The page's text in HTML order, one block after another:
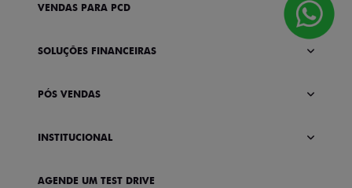
VENDAS PARA PCD
SOLUÇÕES FINANCEIRAS
PÓS VENDAS
INSTITUCIONAL
AGENDE UM TEST DRIVE